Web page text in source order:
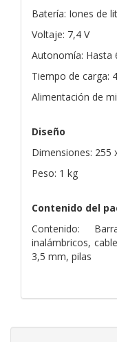
Batería: Iones de
Voltaje: 7,4 V
Autonomía: Hasta
Tiempo de carga:
Alimentación de
Diseño
Dimensiones: 255
Peso: 1 kg
Contenido del
Contenido:
inalámbricos,
3,5 mm, pilas